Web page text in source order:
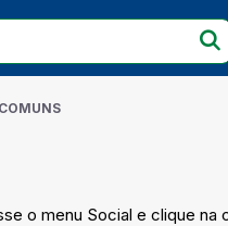
o menu Social e clique na